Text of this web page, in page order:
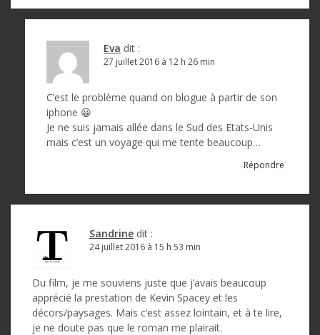
Eva dit :
27 juillet 2016 à 12 h 26 min
C’est le problème quand on blogue à partir de son
iphone 😀
Je ne suis jamais allée dans le Sud des Etats-Unis
mais c’est un voyage qui me tente beaucoup…
Répondre
Sandrine dit :
24 juillet 2016 à 15 h 53 min
Du film, je me souviens juste que j’avais beaucoup
apprécié la prestation de Kevin Spacey et les
décors/paysages. Mais c’est assez lointain, et à te lire,
je ne doute pas que le roman me plairait.